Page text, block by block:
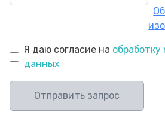
Я даю согласие на обработку
данных
Отправить запрос